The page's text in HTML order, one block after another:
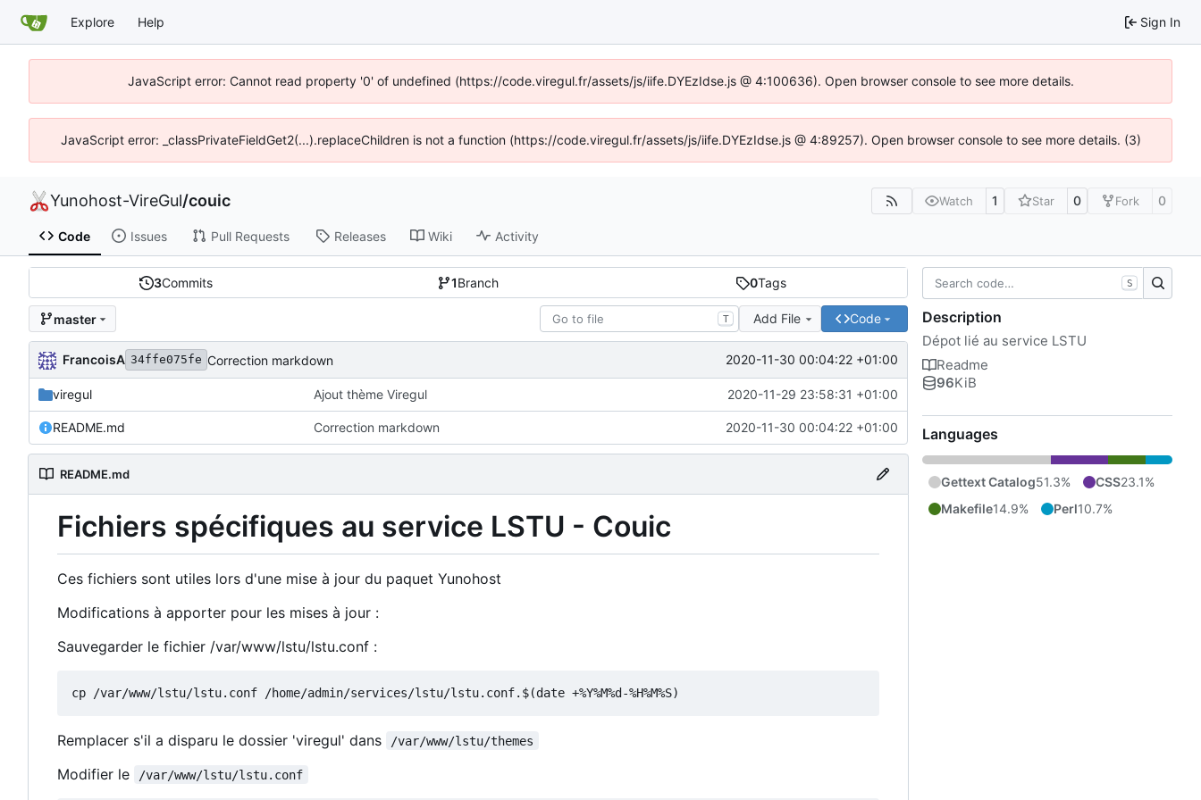
Explore Help Sign In
JavaScript error: Cannot read property '0' of undefined (https://code.viregul.fr/assets/js/iife.DYEzIdse.js @ 4:100636). Open browser console to see more details.
JavaScript error: _classPrivateFieldGet2(...).replaceChildren is not a function (https://code.viregul.fr/assets/js/iife.DYEzIdse.js @ 4:89257). Open browser console to see more details. (3)
Yunohost-VireGul/couic Watch 1 Star 0 Fork 0
Code Issues Pull Requests Releases Wiki Activity
3Commits 1Branch 0Tags
master T Add File Code
FrancoisA 34ffe075fe Correction markdown 2020-11-30 00:04:22 +01:00
viregul Ajout thème Viregul 2020-11-29 23:58:31 +01:00
README.md Correction markdown 2020-11-30 00:04:22 +01:00
README.md
Fichiers spécifiques au service LSTU - Couic
Ces fichiers sont utiles lors d'une mise à jour du paquet Yunohost
Modifications à apporter pour les mises à jour :
Sauvegarder le fichier /var/www/lstu/lstu.conf :
Remplacer s'il a disparu le dossier 'viregul' dans /var/www/lstu/themes
Modifier le /var/www/lstu/lstu.conf
S
Description
Dépot lié au service LSTU
Readme
96KiB
Languages
Gettext Catalog51.3% CSS23.1%
Makefile14.9% Perl10.7%